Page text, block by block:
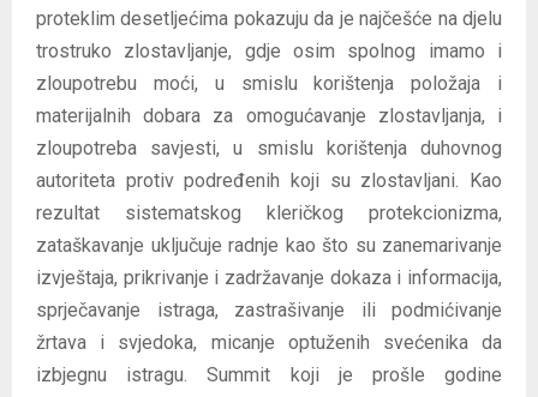
proteklim desetljećima pokazuju da je najčešće na djelu
trostruko zlostavljanje, gdje osim spolnog imamo i
zloupotrebu moći, u smislu korištenja položaja i
materijalnih dobara za omogućavanje zlostavljanja, i
zloupotreba savjesti, u smislu korištenja duhovnog
autoriteta protiv podređenih koji su zlostavljani. Kao
rezultat sistematskog kleričkog protekcionizma,
zataškavanje uključuje radnje kao što su zanemarivanje
izvještaja, prikrivanje i zadržavanje dokaza i informacija,
sprječavanje istraga, zastrašivanje ili podmićivanje
žrtava i svjedoka, micanje optuženih svećenika da
izbjegnu istragu. Summit koji je prošle godine